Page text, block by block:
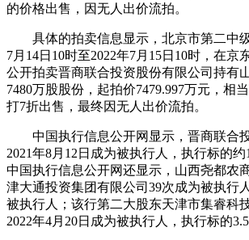
的价格出售，因无人出价流拍。
具体的拍卖信息显示，北京市第二中级
7月14日10时至2022年7月15日10时，在京
公开拍卖晋商联合投资股份有限公司持有
7480万股股份，起拍价7479.997万元，相
打7折出售，最终因无人出价流拍。
中国执行信息公开网显示，晋商联合
2021年8月12日成为被执行人，执行标的约
中国执行信息公开网还显示，山西尧都农
津大通投资集团有限公司39次成为被执行
被执行人；该行第二大股东天津市集睿科
2022年4月20日成为被执行人，执行标的